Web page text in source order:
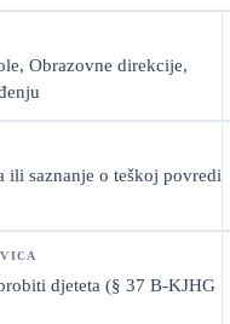
Obrazovne direkcije,
ili saznanje o teškoj povredi
djeteta (§ 37 B-KJHG